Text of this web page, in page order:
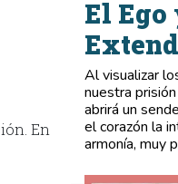
En
El
Al visualizar
nuestra
abrirá un
el corazón la
armonía, muy